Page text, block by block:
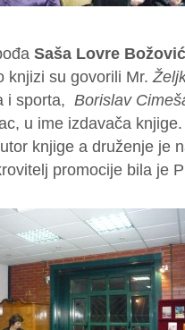
Saša Lovre Božović
knjizi su govorili Mr.
i sporta, Borislav
u ime izdavača
knjige a druženje je
promocije bila je